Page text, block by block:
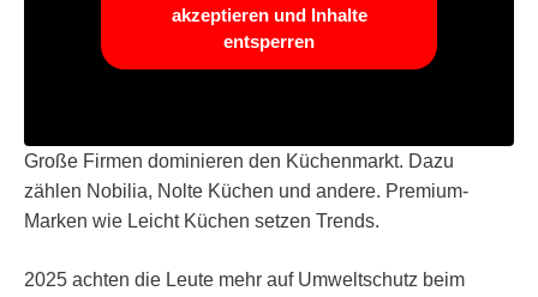
akzeptieren und Inhalte
entsperren
Große Firmen dominieren den Küchenmarkt. Dazu
zählen Nobilia, Nolte Küchen und andere. Premium-
Marken wie Leicht Küchen setzen Trends.
2025 achten die Leute mehr auf Umweltschutz beim